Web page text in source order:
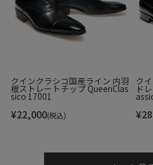
ラバーにはブランドロゴが刻印さ
あるダブルオパンカ仕様になって
クインクラシコ国産ライン 内羽
根ストレートチップ QueenClas
sico 17001
¥22,000(税込)
ク
ド
¥